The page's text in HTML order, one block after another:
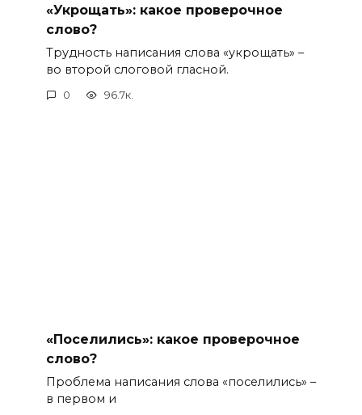
«Укрощать»: какое проверочное
слово?
Трудность написания слова «укрощать» –
во второй слоговой гласной.
0 96.7к.
«Поселились»: какое проверочное
слово?
Проблема написания слова «поселились» –
в первом и